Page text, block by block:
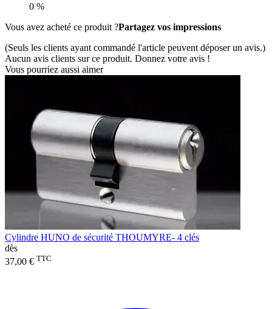
0 %
Vous avez acheté ce produit ?Partagez vos impressions
(Seuls les clients ayant commandé l'article peuvent déposer un avis.)
Aucun avis clients sur ce produit. Donnez votre avis !
Vous pourriez aussi aimer
Cylindre HUNO de sécurité THOUMYRE- 4 clés
dès
37,00 € TTC